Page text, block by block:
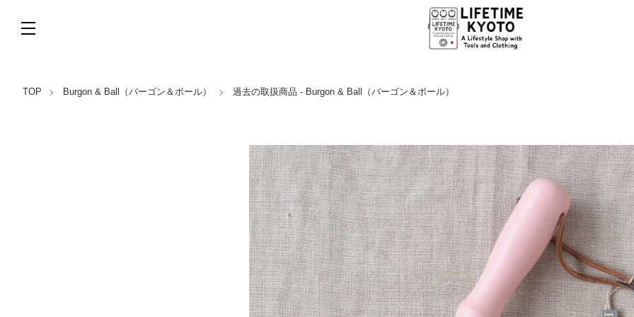
TOP Burgon & Ball（バーゴン＆ボール） 過去の取扱商品 - Burgon & Ball（バーゴン＆ボール）